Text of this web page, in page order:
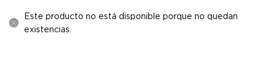
Este producto no está disponible porque no quedan
existencias.